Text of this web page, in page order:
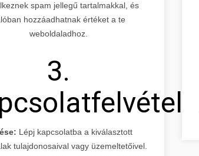
spam jellegű tartalmakkal, és
hozzáadhatnak értéket a te
weboldaladhoz.
3.
Lépj kapcsolatba a kiválasztott
tulajdonosaival vagy üzemeltetőivel.